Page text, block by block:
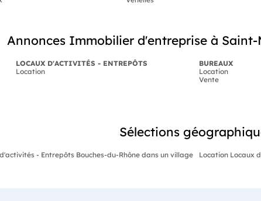
Annonces Immobilier d'entreprise à Saint-
LOCAUX D'ACTIVITÉS - ENTREPÔTS
Location
BUREAUX
Location
Vente
Sélections
- Entrepôts Bouches-du-Rhône dans un village Location Locaux